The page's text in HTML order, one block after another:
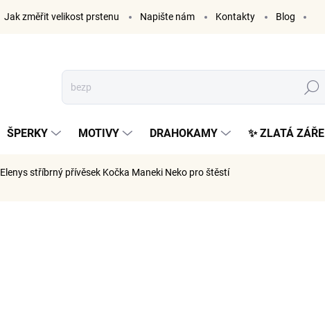
Jak změřit velikost prstenu Napište nám Kontakty Blog
Hledat
ŠPERKY MOTIVY DRAHOKAMY ✨ ZLATÁ ZÁŘE
Elenys stříbrný přívěsek Kočka Maneki Neko pro štěstí